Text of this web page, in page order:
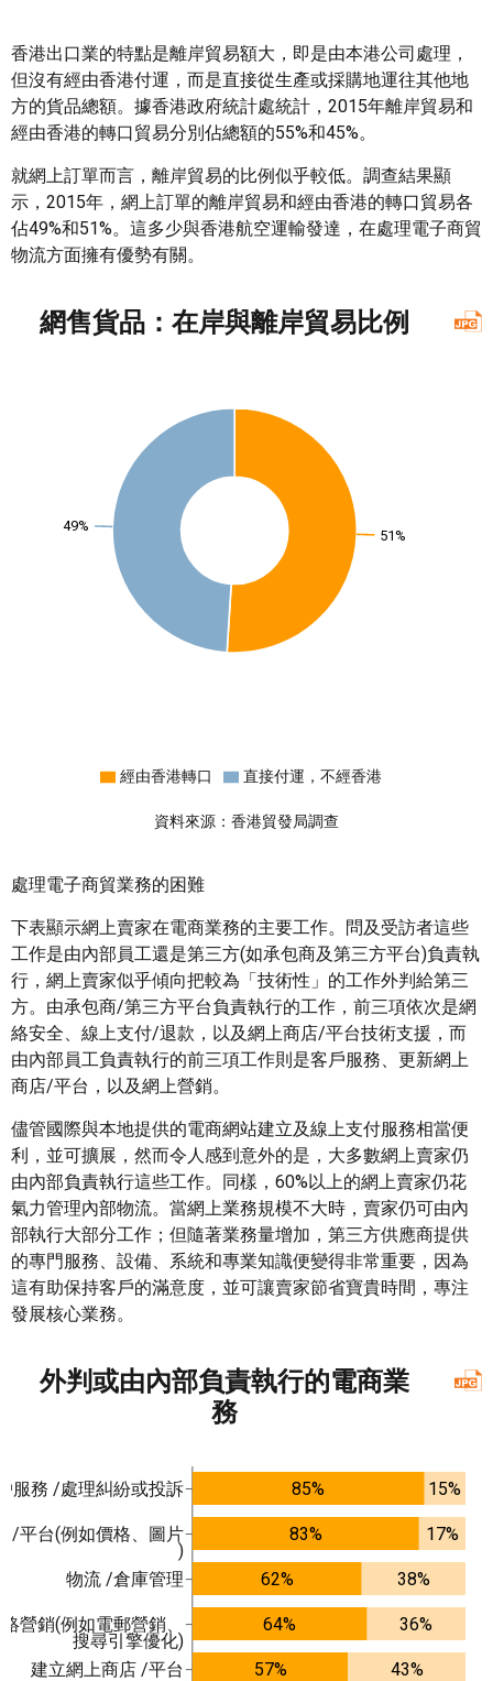
香港出口業的特點是離岸貿易額大，即是由本港公司處理，
但沒有經由香港付運，而是直接從生產或採購地運往其他地
方的貨品總額。據香港政府統計處統計，2015年離岸貿易和
經由香港的轉口貿易分別佔總額的55%和45%。
就網上訂單而言，離岸貿易的比例似乎較低。調查結果顯
示，2015年，網上訂單的離岸貿易和經由香港的轉口貿易各
佔49%和51%。這多少與香港航空運輸發達，在處理電子商貿
物流方面擁有優勢有關。
網售貨品：在岸與離岸貿易比例
51%
49%
經由香港轉口 直接付運，不經香港
資料來源：香港貿發局調查
處理電子商貿業務的困難
下表顯示網上賣家在電商業務的主要工作。問及受訪者這些
工作是由內部員工還是第三方(如承包商及第三方平台)負責執
行，網上賣家似乎傾向把較為「技術性」的工作外判給第三
方。由承包商/第三方平台負責執行的工作，前三項依次是網
絡安全、線上支付/退款，以及網上商店/平台技術支援，而
由內部員工負責執行的前三項工作則是客戶服務、更新網上
商店/平台，以及網上營銷。
儘管國際與本地提供的電商網站建立及線上支付服務相當便
利，並可擴展，然而令人感到意外的是，大多數網上賣家仍
由內部負責執行這些工作。同樣，60%以上的網上賣家仍花
氣力管理內部物流。當網上業務規模不大時，賣家仍可由內
部執行大部分工作；但隨著業務量增加，第三方供應商提供
的專門服務、設備、系統和專業知識便變得非常重要，因為
這有助保持客戶的滿意度，並可讓賣家節省寶貴時間，專注
發展核心業務。
外判或由內部負責執行的電商業
務
服務 /處理糾紛或投訴
/平台(例如價格、圖片
)
物流 /倉庫管理
營銷(例如電郵營銷、
搜尋引擎優化)
建立網上商店 /平台
85%
83%
62%
64%
57%
15%
17%
38%
36%
43%